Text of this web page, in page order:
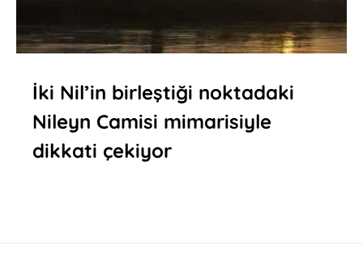
İki Nil’in birleştiği noktadaki
Nileyn Camisi mimarisiyle
dikkati çekiyor